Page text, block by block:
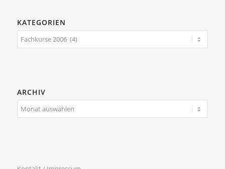
KATEGORIEN
Kategorien
ARCHIV